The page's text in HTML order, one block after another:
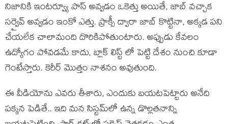
నిజానికి ఇంటర్వ్యూ పాస్ అవ్వడం ఒకెత్తు అయితే, జాబ్ వచ్చాక
సర్వైవ్ అవ్వడం ఇంకో ఎత్తు. ప్రాక్సీ ద్వారా జాబ్ కొట్టినా, అక్కడ పని
చేయలేక చాలామంది దొరికిపోతుంటారు. అప్పుడు కేవలం
ఉద్యోగం పోవడమే కాదు, బ్లాక్ లిస్ట్ లో పెట్టి దేశం నుంచి కూడా
గెంటేస్తారు. కెరీర్ మొత్తం నాశనం అవుతుంది.
ఈ వీడియోను ఎవరు తీశారు, ఎందుకు బయటపెట్టారు అనేది
పక్కన పెడితే.. ఇది మన సిస్టమ్‌లో ఉన్న డొల్లతనాన్ని